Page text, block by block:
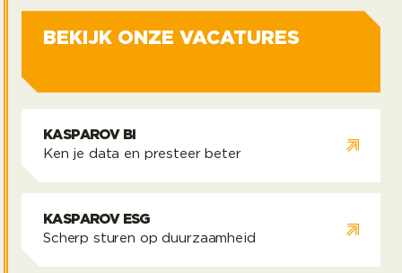
BEKIJK ONZE VACATURES
KASPAROV BI
Ken je data en presteer beter
Kasparov BI
KASPAROV ESG
Scherp sturen op duurzaamheid
Kasparov ESG